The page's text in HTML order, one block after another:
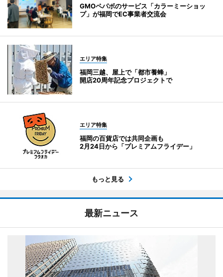
GMOペパボのサービス「カラーミーショッ
プ」が福岡でEC事業者交流会
エリア特集
福岡三越、屋上で「都市養蜂」
開店20周年記念プロジェクトで
エリア特集
福岡の百貨店では共同企画も
2月24日から「プレミアムフライデー」
もっと見る
最新ニュース